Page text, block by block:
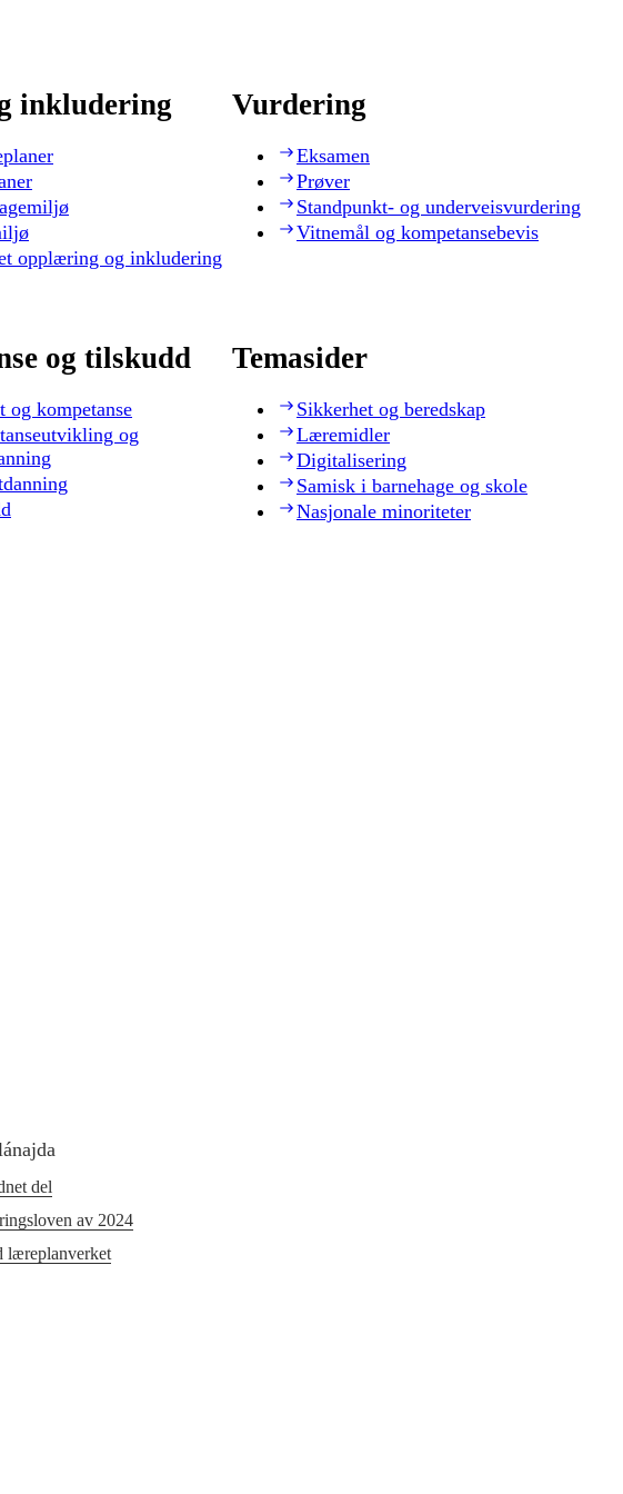
inkludering
opplæring og inkludering
Vurdering
Eksamen
Prøver
Standpunkt- og underveisvurdering
Vitnemål og kompetansebevis
og tilskudd
og kompetanse
og
Temasider
Sikkerhet og beredskap
Læremidler
Digitalisering
Samisk i barnehage og skole
Nasjonale minoriteter
del
av 2024
læreplanverket